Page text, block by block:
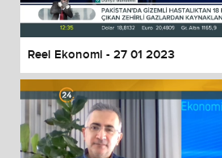
Reel Ekonomi - 27 01 2023